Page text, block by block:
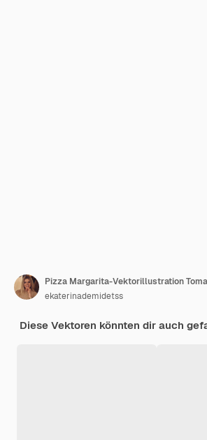
ekaterinademidetss
Diese Vektoren könnten dir auch